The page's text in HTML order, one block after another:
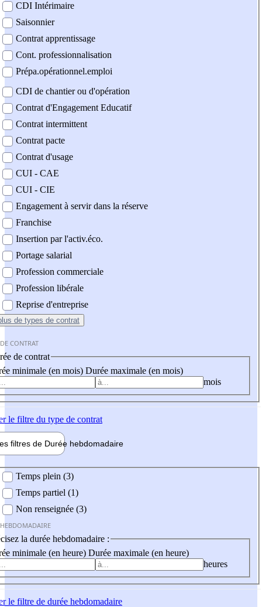
CDI Intérimaire
Saisonnier
Contrat apprentissage
Cont. professionnalisation
Prépa.opérationnel.emploi
CDI de chantier ou d'opération
Contrat d'Engagement Educatif
Contrat intermittent
Contrat pacte
Contrat d'usage
CUI - CAE
CUI - CIE
Engagement à servir dans la réserve
Franchise
Insertion par l'activ.éco.
Portage salarial
Profession commerciale
Profession libérale
Reprise d'entreprise
de types de contrat
CONTRAT
de contrat
minimale (en mois) Durée maximale (en mois)
mois
le filtre du type de contrat
filtres de Durée hebdomadaire
Temps plein (3)
Temps partiel (1)
Non renseignée (3)
la durée hebdomadaire :
minimale (en heure) Durée maximale (en heure)
heures
le filtre de durée hebdomadaire